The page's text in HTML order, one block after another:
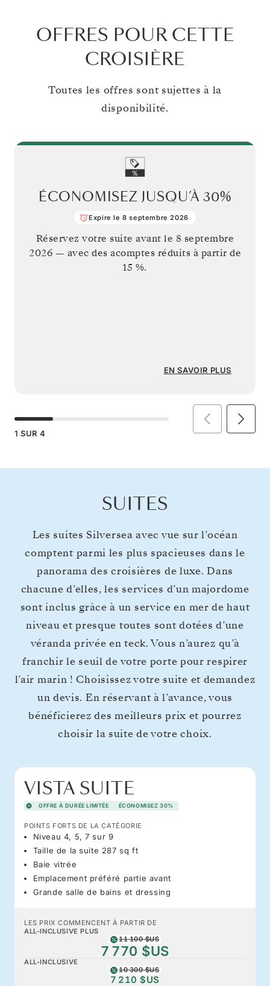
OFFRES POUR CETTE
CROISIÈRE
Toutes les offres sont sujettes à la
disponibilité.
ÉCONOMISEZ JUSQU’À 30%
Expire le 8 septembre 2026
Réservez votre suite avant le 8 septembre
2026 — avec des acomptes réduits à partir de
15 %.
EN SAVOIR PLUS
1 SUR 4
SUITES
Les suites Silversea avec vue sur l’océan
comptent parmi les plus spacieuses dans le
panorama des croisières de luxe. Dans
chacune d’elles, les services d’un majordome
sont inclus grâce à un service en mer de haut
niveau et presque toutes sont dotées d’une
véranda privée en teck. Vous n’aurez qu’à
franchir le seuil de votre porte pour respirer
l’air marin ! Choisissez votre suite et demandez
un devis. En réservant à l’avance, vous
bénéficierez des meilleurs prix et pourrez
choisir la suite de votre choix.
VISTA SUITE
OFFRE À DURÉE LIMITÉE ÉCONOMISEZ 30%
POINTS FORTS DE LA CATÉGORIE
Niveau 4, 5, 7 sur 9
Taille de la suite 287 sq ft
Baie vitrée
Emplacement préféré partie avant
Grande salle de bains et dressing
LES PRIX COMMENCENT À PARTIR DE
ALL-INCLUSIVE PLUS
11 100 $US
7 770 $US
ALL-INCLUSIVE
10 300 $US
7 210 $US